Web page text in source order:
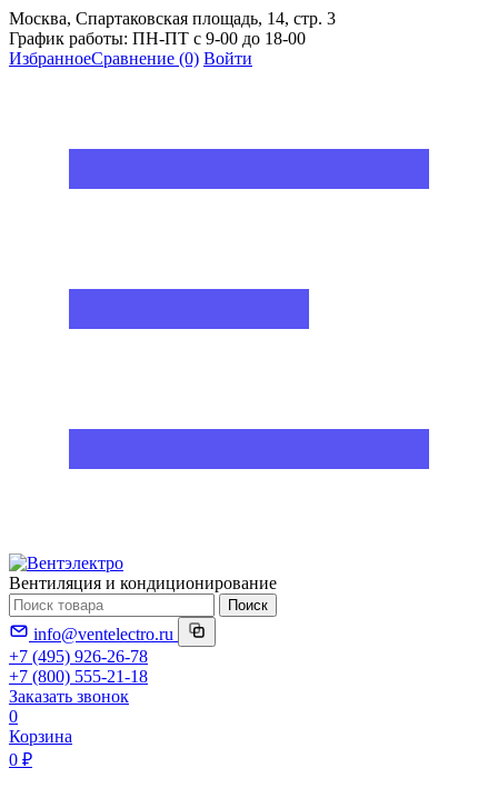
Москва, Спартаковская площадь, 14, стр. 3
График работы: ПН-ПТ с 9-00 до 18-00
ИзбранноеСравнение (0) Войти
Вентиляция и кондиционирование
Поиск
info@ventelectro.ru
+7 (495) 926-26-78
+7 (800) 555-21-18
Заказать звонок
0
Корзина
0 ₽